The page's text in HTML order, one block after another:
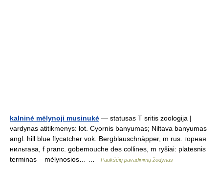
kalninė mėlynoji musinukė — statusas T sritis zoologija |
vardynas atitikmenys: lot. Cyornis banyumas; Niltava banyumas
angl. hill blue flycatcher vok. Bergblauschnäpper, m rus. горная
нильтава, f pranc. gobemouche des collines, m ryšiai: platesnis
terminas – mėlynosios… …
Paukščių pavadinimų žodynas